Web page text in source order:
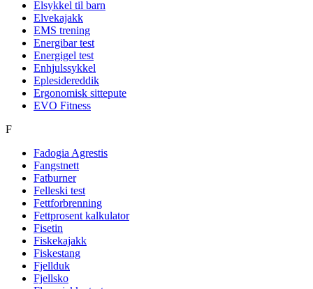
Elsykkel til barn
Elvekajakk
EMS trening
Energibar test
Energigel test
Enhjulssykkel
Eplesidereddik
Ergonomisk sittepute
EVO Fitness
F
Fadogia Agrestis
Fangstnett
Fatburner
Felleski test
Fettforbrenning
Fettprosent kalkulator
Fisetin
Fiskekajakk
Fiskestang
Fjellduk
Fjellsko